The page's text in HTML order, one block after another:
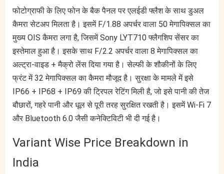
फोटोग्राफी के लिए फोन के बैक पैनल पर एलईडी फ्लैश के साथ डुअल
कैमरा सेटअप मिलता है। इसमें F/1.88 अपर्चर वाला 50 मेगापिक्सल का
मुख्य OIS कैमरा लगा है, जिसमें Sony LYT710 फ्लैगशिप सेंसर का
इस्तेमाल हुआ है। इसके साथ F/2.2 अपर्चर वाला 8 मेगापिक्सल का
अल्ट्रा-वाइड + मैक्रो लेंस दिया गया है। सेल्फी के शौकीनों के लिए
फ्रंट में 32 मेगापिक्सल का कैमरा मौजूद है। सुरक्षा के मामले में इसे
IP66 + IP68 + IP69 की ट्रिपल रेटिंग मिली है, जो इसे पानी की तेज
बौछारों, गहरे पानी और धूल से पूरी तरह सुरक्षित रखती है। इसमें Wi-Fi 7
और Bluetooth 6.0 जैसी कनेक्टिविटी भी दी गई है।
Variant Wise Price Breakdown in
India